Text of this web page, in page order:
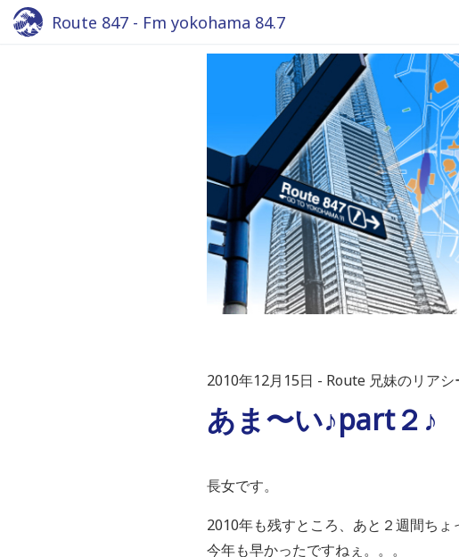
Route 847 - Fm yokohama 84.7
2010年12月15日 Route 兄妹のリア
あま〜い♪part２♪
長女です。
2010年も残すところ、あと２週間ちょ
今年も早かったですねぇ。。。